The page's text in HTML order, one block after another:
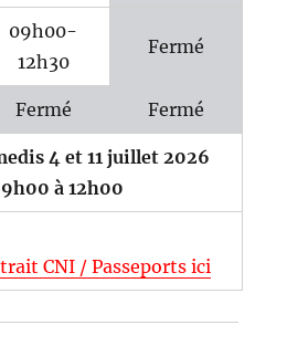
09h00-
12h30
Fermé
Fermé Fermé
4 et 11 juillet 2026
à 12h00
CNI / Passeports ici